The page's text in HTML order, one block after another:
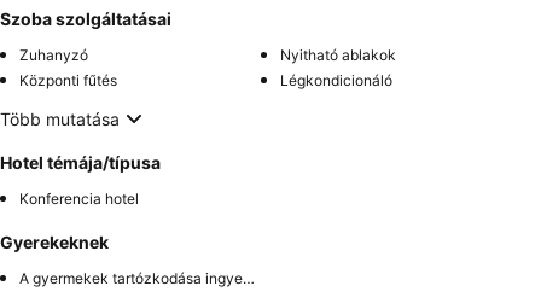
Szoba szolgáltatásai
Zuhanyzó
Nyitható ablakok
Központi fűtés
Légkondicionáló
Több mutatása
Hotel témája/típusa
Konferencia hotel
Gyerekeknek
A gyermekek tartózkodása ingyenes